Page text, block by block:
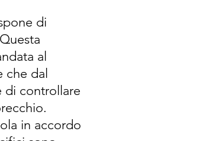
di
al
che dal
di controllare
in accordo